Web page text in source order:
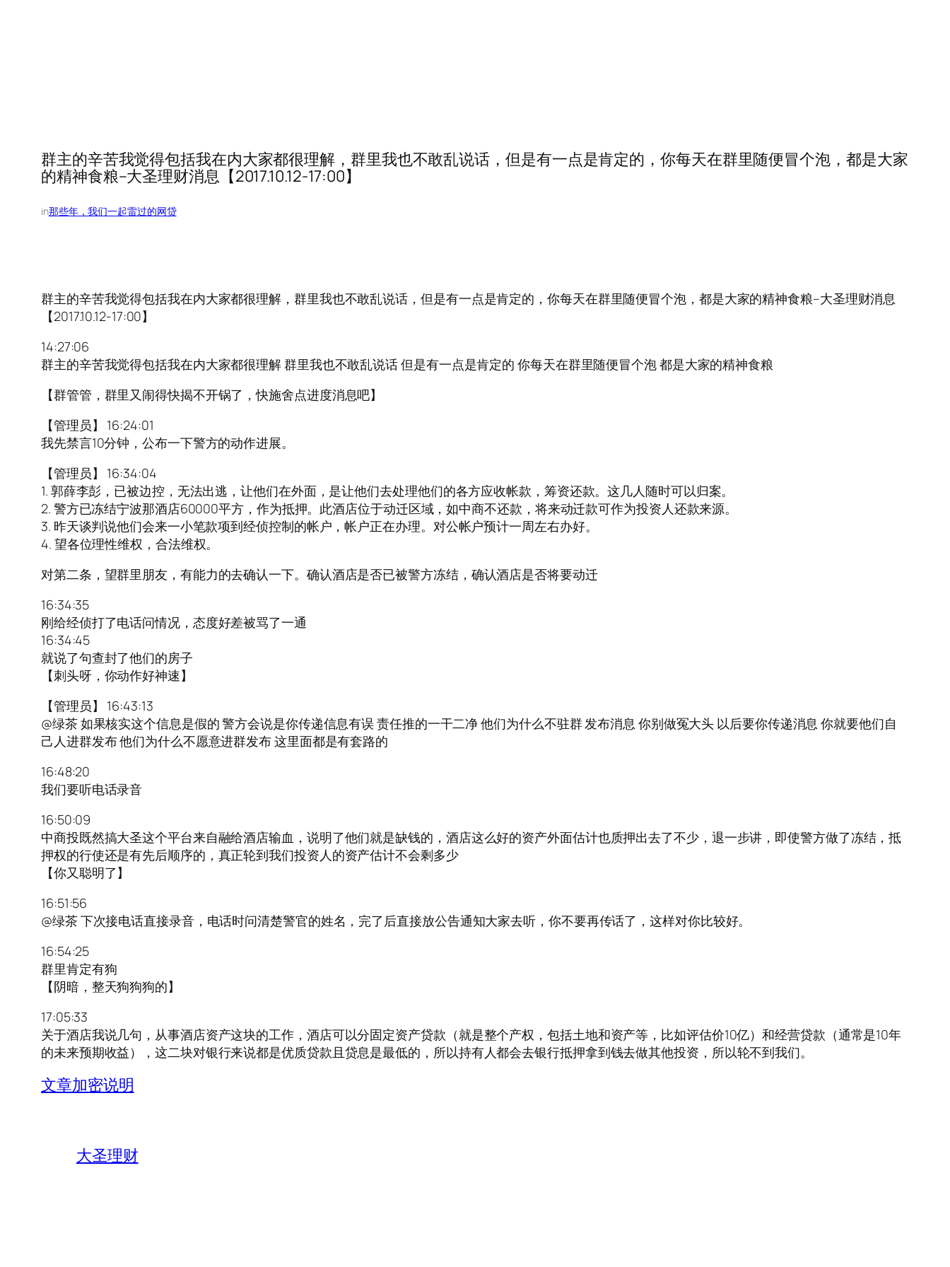
群主的辛苦我觉得包括我在内大家都很理解，群里我也不敢乱说话，但是有一点是肯定的，你每天在群里随便冒个泡，都是大家
的精神食粮–大圣理财消息【2017.10.12-17:00】
in那些年，我们一起雷过的网贷
群主的辛苦我觉得包括我在内大家都很理解，群里我也不敢乱说话，但是有一点是肯定的，你每天在群里随便冒个泡，都是大家的精神食粮–大圣理财消息
【2017.10.12-17:00】
14:27:06
群主的辛苦我觉得包括我在内大家都很理解 群里我也不敢乱说话 但是有一点是肯定的 你每天在群里随便冒个泡 都是大家的精神食粮
【群管管，群里又闹得快揭不开锅了，快施舍点进度消息吧】
【管理员】 16:24:01
我先禁言10分钟，公布一下警方的动作进展。
【管理员】 16:34:04
1. 郭薛李彭，已被边控，无法出逃，让他们在外面，是让他们去处理他们的各方应收帐款，筹资还款。这几人随时可以归案。
2. 警方已冻结宁波那酒店60000平方，作为抵押。此酒店位于动迁区域，如中商不还款，将来动迁款可作为投资人还款来源。
3. 昨天谈判说他们会来一小笔款项到经侦控制的帐户，帐户正在办理。对公帐户预计一周左右办好。
4. 望各位理性维权，合法维权。
对第二条，望群里朋友，有能力的去确认一下。确认酒店是否已被警方冻结，确认酒店是否将要动迁
16:34:35
刚给经侦打了电话问情况，态度好差被骂了一通
16:34:45
就说了句查封了他们的房子
【刺头呀，你动作好神速】
【管理员】 16:43:13
@绿茶 如果核实这个信息是假的 警方会说是你传递信息有误 责任推的一干二净 他们为什么不驻群 发布消息 你别做冤大头 以后要你传递消息 你就要他们自
己人进群发布 他们为什么不愿意进群发布 这里面都是有套路的
16:48:20
我们要听电话录音
16:50:09
中商投既然搞大圣这个平台来自融给酒店输血，说明了他们就是缺钱的，酒店这么好的资产外面估计也质押出去了不少，退一步讲，即使警方做了冻结，抵
押权的行使还是有先后顺序的，真正轮到我们投资人的资产估计不会剩多少
【你又聪明了】
16:51:56
@绿茶 下次接电话直接录音，电话时问清楚警官的姓名，完了后直接放公告通知大家去听，你不要再传话了，这样对你比较好。
16:54:25
群里肯定有狗
【阴暗，整天狗狗狗的】
17:05:33
关于酒店我说几句，从事酒店资产这块的工作，酒店可以分固定资产贷款（就是整个产权，包括土地和资产等，比如评估价10亿）和经营贷款（通常是10年
的未来预期收益），这二块对银行来说都是优质贷款且贷息是最低的，所以持有人都会去银行抵押拿到钱去做其他投资，所以轮不到我们。
文章加密说明
大圣理财